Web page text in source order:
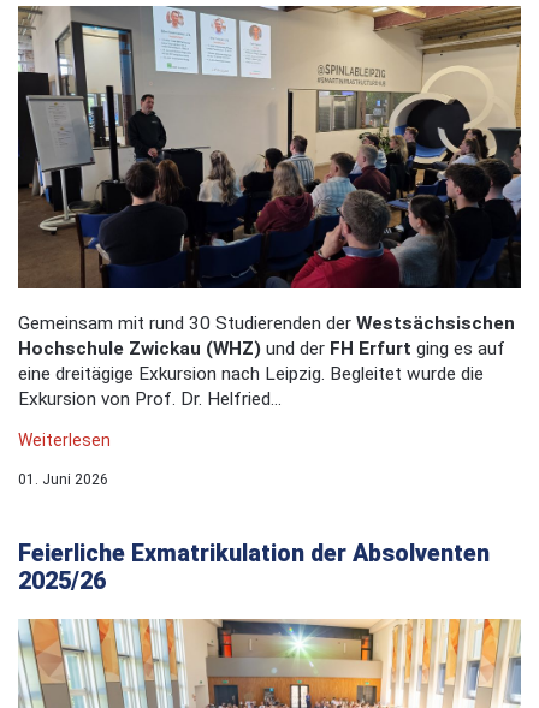
Gemeinsam mit rund 30 Studierenden der Westsächsischen
Hochschule Zwickau (WHZ) und der FH Erfurt ging es auf
eine dreitägige Exkursion nach Leipzig. Begleitet wurde die
Exkursion von Prof. Dr. Helfried...
Weiterlesen
01. Juni 2026
Feierliche Exmatrikulation der Absolventen
2025/26